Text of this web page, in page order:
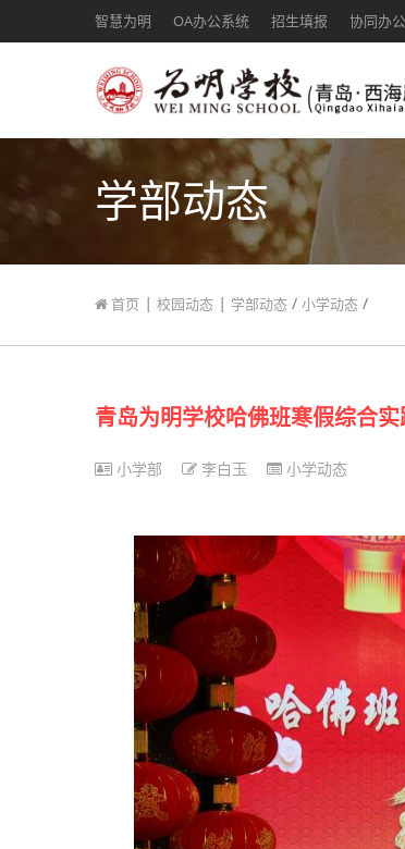
智慧为明 OA办公系统 招生填报 协同办公
学部动态
首页 | 校园动态 | 学部动态 / 小学动态 /
青岛为明学校哈佛班寒假综合
小学部 李白玉 小学动态